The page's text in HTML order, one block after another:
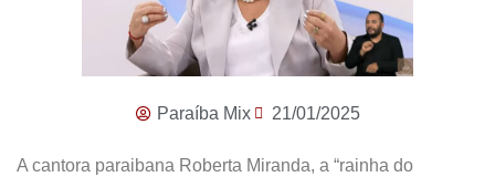
Paraíba Mix 21/01/2025
A cantora paraibana Roberta Miranda, a “rainha do